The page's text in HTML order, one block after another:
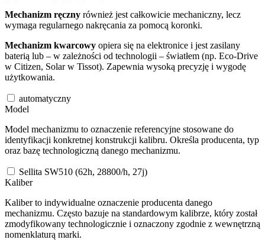
Mechanizm ręczny również jest całkowicie mechaniczny, lecz
wymaga regularnego nakręcania za pomocą koronki.
Mechanizm kwarcowy opiera się na elektronice i jest zasilany
baterią lub – w zależności od technologii – światłem (np. Eco-Drive
w Citizen, Solar w Tissot). Zapewnia wysoką precyzję i wygodę
użytkowania.
automatyczny
Model
Model mechanizmu to oznaczenie referencyjne stosowane do
identyfikacji konkretnej konstrukcji kalibru. Określa producenta, typ
oraz bazę technologiczną danego mechanizmu.
Sellita SW510 (62h, 28800/h, 27j)
Kaliber
Kaliber to indywidualne oznaczenie producenta danego
mechanizmu. Często bazuje na standardowym kalibrze, który został
zmodyfikowany technologicznie i oznaczony zgodnie z wewnętrzną
nomenklaturą marki.